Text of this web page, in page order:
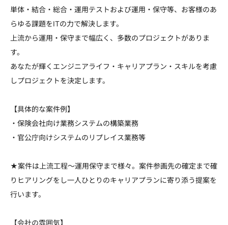
単体・結合・総合・運用テストおよび運用・保守等、お客様のあ
らゆる課題をITの力で解決します。
上流から運用・保守まで幅広く、多数のプロジェクトがありま
す。
あなたが輝くエンジニアライフ・キャリアプラン・スキルを考慮
しプロジェクトを決定します。
【具体的な案件例】
・保険会社向け業務システムの構築業務
・官公庁向けシステムのリプレイス業務等
★案件は上流工程～運用保守まで様々。案件参画先の確定まで確
りヒアリングをし一人ひとりのキャリアプランに寄り添う提案を
行います。
【会社の雰囲気】